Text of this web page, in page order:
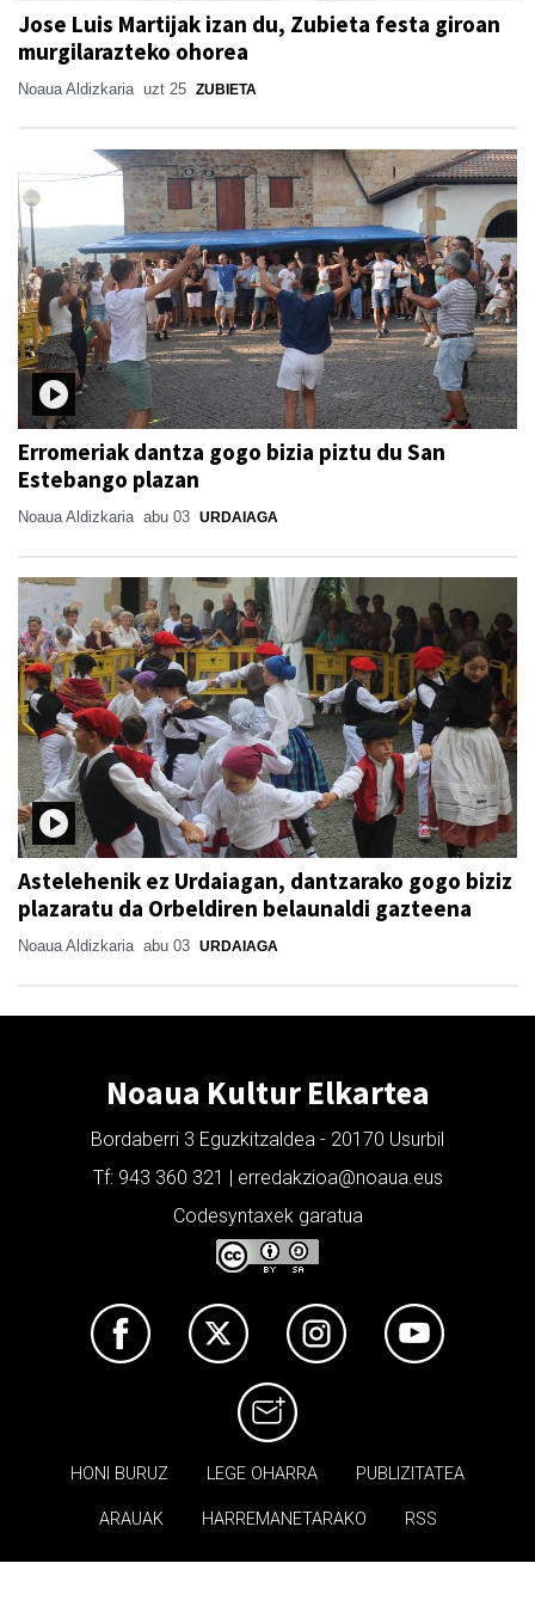
Jose Luis Martijak izan du, Zubieta festa giroan
murgilarazteko ohorea
Noaua Aldizkaria uzt 25 ZUBIETA
Erromeriak dantza gogo bizia piztu du San
Estebango plazan
Noaua Aldizkaria abu 03 URDAIAGA
Astelehenik ez Urdaiagan, dantzarako gogo biziz
plazaratu da Orbeldiren belaunaldi gazteena
Noaua Aldizkaria abu 03 URDAIAGA
Noaua Kultur Elkartea
Bordaberri 3 Eguzkitzaldea - 20170 Usurbil
Tf: 943 360 321 | erredakzioa@noaua.eus
Codesyntaxek garatua
HONI BURUZ LEGE OHARRA PUBLIZITATEA
ARAUAK HARREMANETARAKO RSS